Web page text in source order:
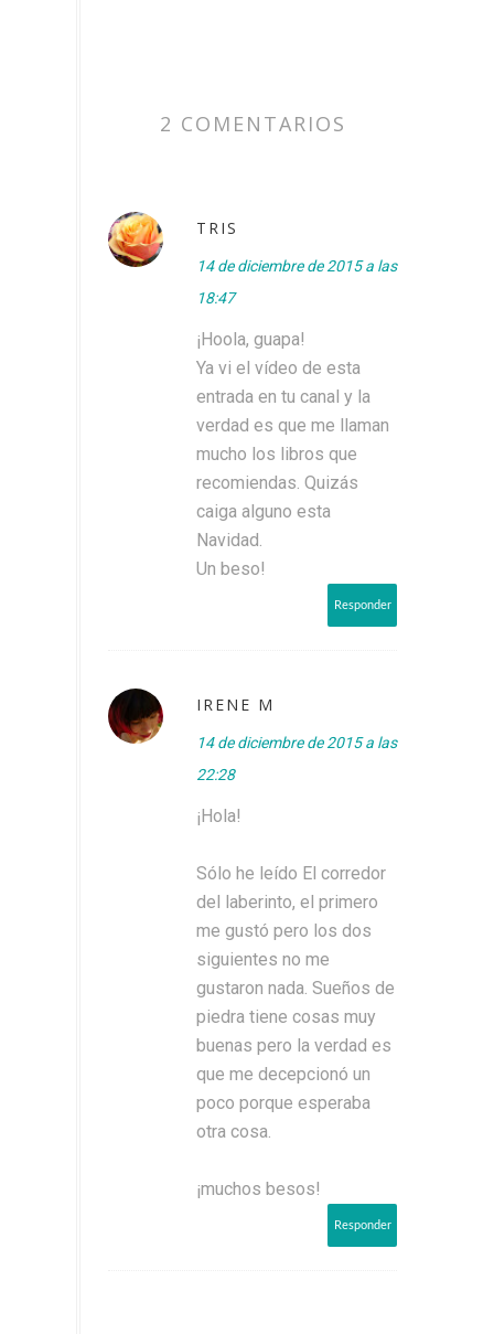
2 COMENTARIOS
TRIS
14 de diciembre de 2015 a las
18:47
¡Hoola, guapa!
Ya vi el vídeo de esta
entrada en tu canal y la
verdad es que me llaman
mucho los libros que
recomiendas. Quizás
caiga alguno esta
Navidad.
Un beso!
Responder
IRENE M
14 de diciembre de 2015 a las
22:28
¡Hola!
Sólo he leído El corredor
del laberinto, el primero
me gustó pero los dos
siguientes no me
gustaron nada. Sueños de
piedra tiene cosas muy
buenas pero la verdad es
que me decepcionó un
poco porque esperaba
otra cosa.
¡muchos besos!
Responder